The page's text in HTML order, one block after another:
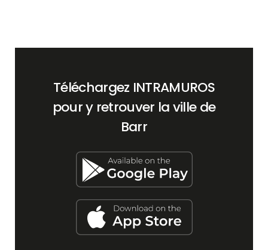
Téléchargez INTRAMUROS
pour y retrouver la ville de
Barr